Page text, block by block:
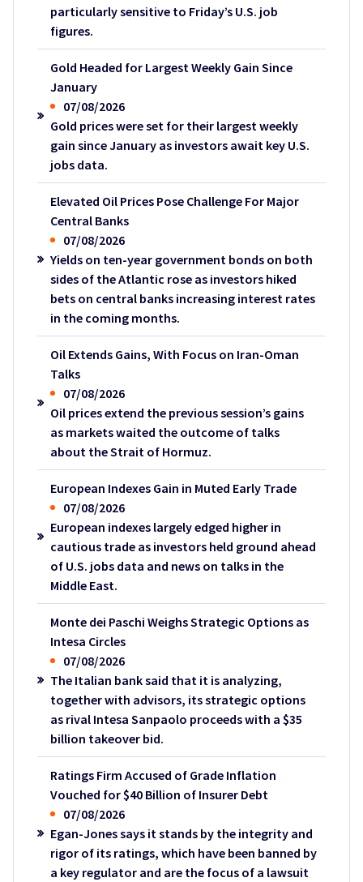
particularly sensitive to Friday’s U.S. job
figures.
Gold Headed for Largest Weekly Gain Since
January
07/08/2026
Gold prices were set for their largest weekly
gain since January as investors await key U.S.
jobs data.
Elevated Oil Prices Pose Challenge For Major
Central Banks
07/08/2026
Yields on ten-year government bonds on both
sides of the Atlantic rose as investors hiked
bets on central banks increasing interest rates
in the coming months.
Oil Extends Gains, With Focus on Iran-Oman
Talks
07/08/2026
Oil prices extend the previous session’s gains
as markets waited the outcome of talks
about the Strait of Hormuz.
European Indexes Gain in Muted Early Trade
07/08/2026
European indexes largely edged higher in
cautious trade as investors held ground ahead
of U.S. jobs data and news on talks in the
Middle East.
Monte dei Paschi Weighs Strategic Options as
Intesa Circles
07/08/2026
The Italian bank said that it is analyzing,
together with advisors, its strategic options
as rival Intesa Sanpaolo proceeds with a $35
billion takeover bid.
Ratings Firm Accused of Grade Inflation
Vouched for $40 Billion of Insurer Debt
07/08/2026
Egan-Jones says it stands by the integrity and
rigor of its ratings, which have been banned by
a key regulator and are the focus of a lawsuit